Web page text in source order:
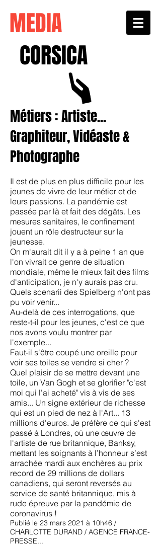
MEDIA
CORSICA
Métiers : Artiste...
Graphiteur, Vidéaste &
Photographe
Il est de plus en plus difficile pour les
jeunes de vivre de leur métier et de
leurs passions. La pandémie est
passée par là et fait des dégâts. Les
mesures sanitaires, le confinement
jouent un rôle destructeur sur la
jeunesse.
On m'aurait dit il y a à peine 1 an que
l'on vivrait ce genre de situation
mondiale, même le mieux fait des films
d'anticipation, je n'y aurais pas cru.
Quels scenarii des Spielberg n'ont pas
pu voir venir...
Au-delà de ces interrogations, que
reste-t-il pour les jeunes, c'est ce que
nos avons voulu montrer par
l'exemple...
Faut-il s'être coupé une oreille pour
voir ses toiles se vendre si cher ?
Quel plaisir de se mettre devant une
toile, un Van Gogh et se glorifier "c'est
moi qui l'ai acheté" vis à vis de ses
amis... Un signe extérieur de richesse
qui est un pied de nez à l'Art... 13
millions d'euros. Je préfère ce qui s'est
passé à Londres, où une œuvre de
l'artiste de rue britannique, Banksy,
mettant les soignants à l’honneur s’est
arrachée mardi aux enchères au prix
record de 29 millions de dollars
canadiens, qui seront reversés au
service de santé britannique, mis à
rude épreuve par la pandémie de
coronavirus !
Publié le 23 mars 2021 à 10h46​ /
CHARLOTTE DURAND / AGENCE FRANCE-
PRESSE...